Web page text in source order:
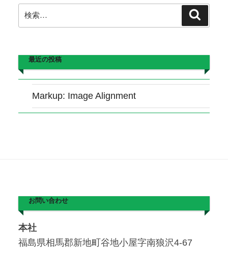
シ
ョ
検
索:
最近の投稿
Markup: Image Alignment
お問い合わせ
本社
福島県相馬郡新地町谷地小屋字南狼沢4-67